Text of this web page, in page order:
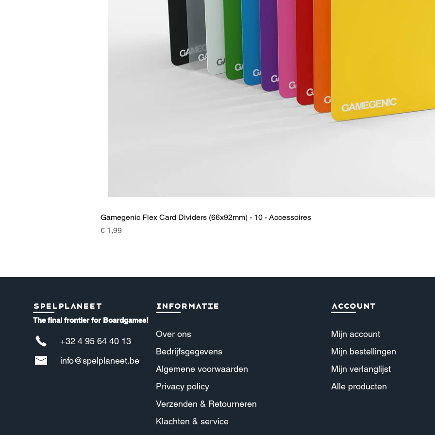
Snel overzicht
Gamegenic Flex Card Dividers (66x92mm) - 10 - Accessoires
Prijs
€ 1,99
Spelplaneet
The final frontier for Boardgames!
+32 4 95 64 40 13
info@spelplaneet.be
Informatie
Over ons
Bedrijfsgegevens
Algemene voorwaarden
Privacy policy
Verzenden & Retourneren
Klachten & service
Account
Mijn account
Mijn bestellingen
Mijn verlanglijst
Alle producten